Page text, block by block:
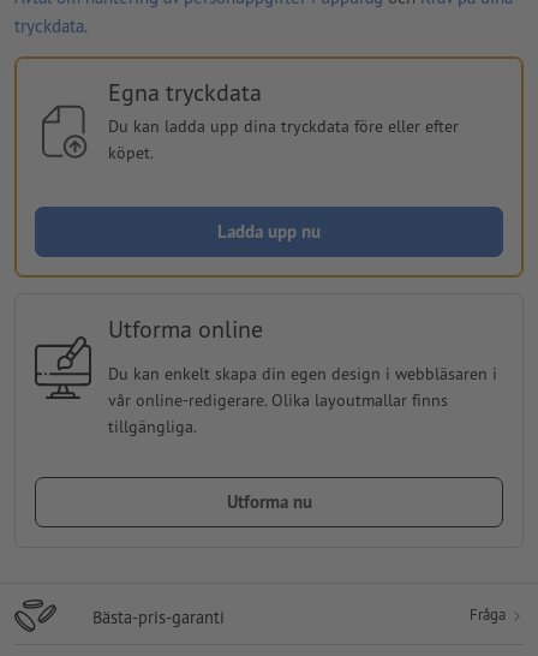
tryckdata.
Egna tryckdata
Du kan ladda upp dina tryckdata före eller efter
köpet.
Ladda upp nu
Utforma online
Du kan enkelt skapa din egen design i webbläsaren i
vår online-redigerare. Olika layoutmallar finns
tillgängliga.
Utforma nu
Bästa-pris-garanti Fråga